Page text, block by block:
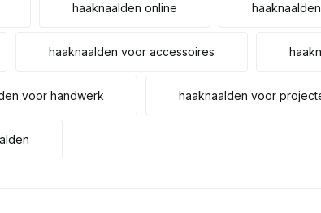
haaknaalden online
haaknaalden voor accessoires
voor handwerk haaknaalden voor